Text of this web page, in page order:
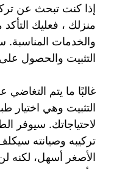
إذا كنت تبحث عن
منزلك ، فعليك
والخدمات
التثبيت والحصول
غالبًا ما يتم
التثبيت وهي اختيار
لاحتياجاتك. سيوفر
تركيبه وصيانته
الأصغر أسهل، لكنه